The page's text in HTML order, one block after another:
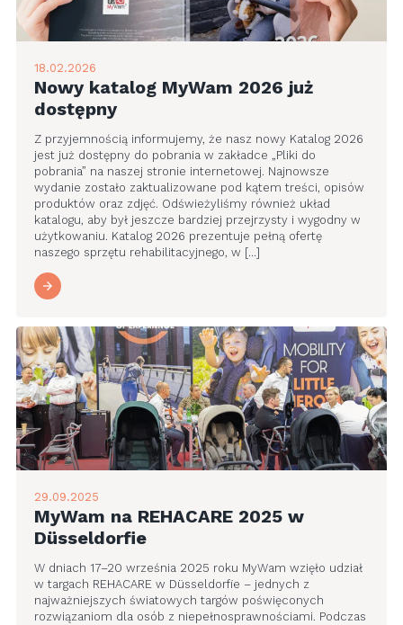
18.02.2026
Nowy katalog MyWam 2026 już
dostępny
Z przyjemnością informujemy, że nasz nowy Katalog 2026
jest już dostępny do pobrania w zakładce „Pliki do
pobrania” na naszej stronie internetowej. Najnowsze
wydanie zostało zaktualizowane pod kątem treści, opisów
produktów oraz zdjęć. Odświeżyliśmy również układ
katalogu, aby był jeszcze bardziej przejrzysty i wygodny w
użytkowaniu. Katalog 2026 prezentuje pełną ofertę
naszego sprzętu rehabilitacyjnego, w […]
29.09.2025
MyWam na REHACARE 2025 w
Düsseldorfie
W dniach 17–20 września 2025 roku MyWam wzięło udział
w targach REHACARE w Düsseldorfie – jednych z
najważniejszych światowych targów poświęconych
rozwiązaniom dla osób z niepełnosprawnościami. Podczas